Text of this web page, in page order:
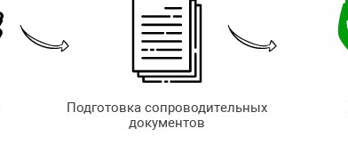
Подготовка сопроводительных
документов